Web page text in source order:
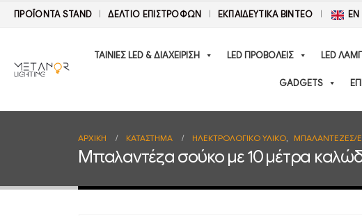
ΠΡΟΪΟΝΤΑ STAND ΔΕΛΤΊΟ ΕΠΙΣΤΡΟΦΏΝ ΕΚΠΑΙΔΕΥΤΙΚΑ ΒΙΝΤΕΟ EN
ΤΑΙΝΙΕΣ LED & ΔΙΑΧΕΙΡΙΣΗ LED ΠΡΟΒΟΛΕΙΣ LED
GADGETS
ΑΡΧΙΚΉ ΚΑΤΆΣΤΗΜΑ ΗΛΕΚΤΡΟΛΟΓΙΚΟ ΥΛΙΚΟ, ΜΠΑΛΑΝΤΕΖΕΣ/
Μπαλαντέζα σούκο με 10 μέτρα